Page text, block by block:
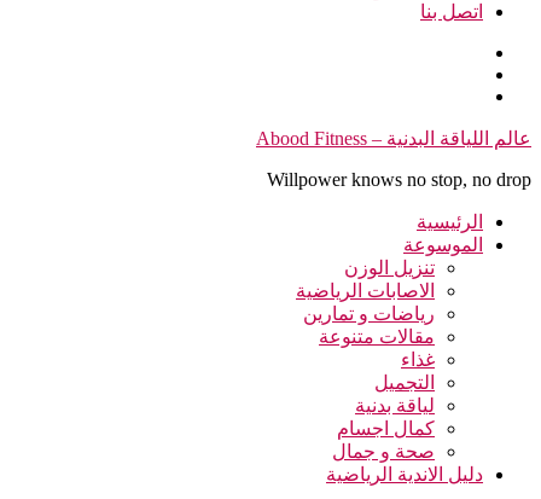
اتصل بنا
التجاوز
المحتوى
عالم اللياقة البدنية – Abood Fitness
Willpower knows no stop, no drop
الرئيسية
الموسوعة
تنزيل الوزن
الاصابات الرياضية
رياضات و تمارين
مقالات متنوعة
غذاء
التجميل
لياقة بدنية
كمال اجسام
صحة و جمال
دليل الاندية الرياضية